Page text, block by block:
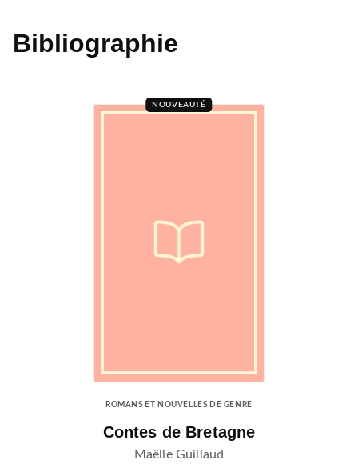
Bibliographie
NOUVEAUTÉ
ROMANS ET NOUVELLES DE GENRE
Contes de Bretagne
Maëlle Guillaud